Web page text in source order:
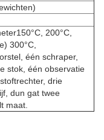
200°C,
300°C,
één schraper,
stok, één observatie
drie
dun gat twee
maat.